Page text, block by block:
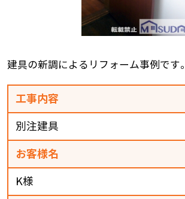
建具の新調によるリフォーム事例です。
工事内容
別注建具
お客様名
K様